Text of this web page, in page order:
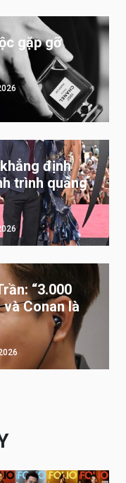
gặp gỡ
định
trình quảng
“3.000
và Conan là